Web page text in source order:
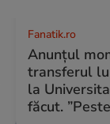
Fanatik.ro
Anunțul
transferul
la
făcut.